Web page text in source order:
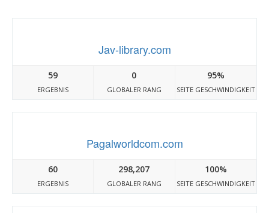
Jav-library.com
59
ERGEBNIS
0
GLOBALER RANG
95%
SEITE GESCHWINDIGKEIT
Pagalworldcom.com
60
ERGEBNIS
298,207
GLOBALER RANG
100%
SEITE GESCHWINDIGKEIT